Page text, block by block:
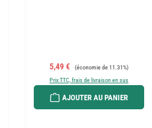
Prix de vente :
5,49 € Prix régulier :
(économie de 11.31%)
Prix TTC, frais de livraison en sus
AJOUTER AU PANIER